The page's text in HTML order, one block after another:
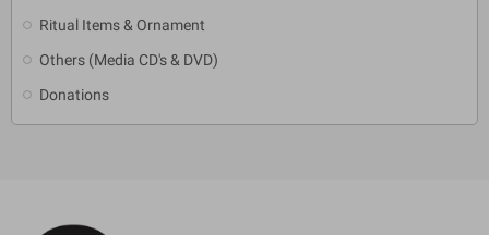
Ritual Items & Ornament
Others (Media CD's & DVD)
Donations